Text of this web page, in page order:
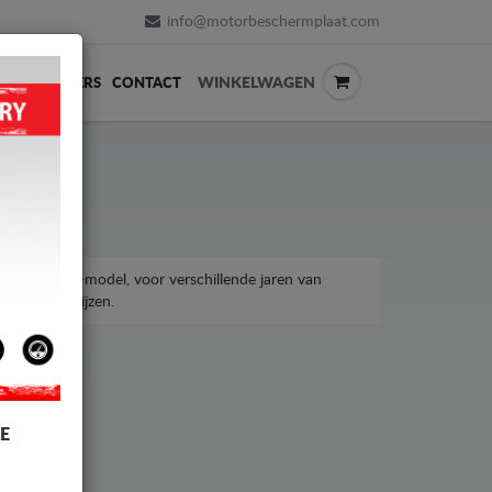
info@motorbeschermplaat.com
CONTACT WINKELWAGEN
2008-model, voor verschillende jaren van
prijzen.